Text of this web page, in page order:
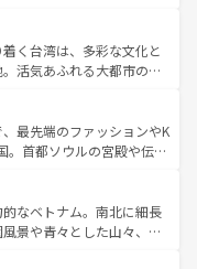
リカ
ほしい。
を迎えてくれるハワイの
ハワイアンミュージッ
べてがハワイの魅力を彩
報
しい。
るウルル（エアーズロッ
やケアンズの熱帯雨林な
カフェやワイン、オージ
おり、サーフィンやダイ
ドア好きにはたまらな
を存分に味わいつくそ
く台湾は、多彩な文化と
活気あふれる大都市の台
湾東部など、都市の喧騒
訪れる人に新しい発見と
奥深い台湾の食文化も魅
、バラエティ豊かな料理
湾情報は コンテンツ一覧を参
最先端のファッションやK
。首都ソウルの宮殿や伝統
の自然美を楽しむことが
絶品のストリートフード
ている。夜には、韓国な
なベトナム。南北に細長
景や青々とした山々、世